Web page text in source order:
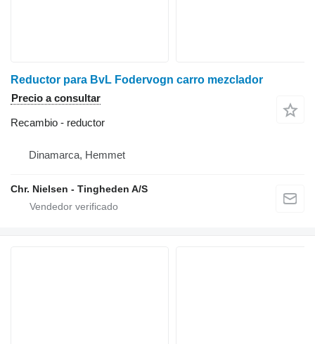
Reductor para BvL Fodervogn carro mezclador
Precio a consultar
Recambio - reductor
Dinamarca, Hemmet
Chr. Nielsen - Tingheden A/S